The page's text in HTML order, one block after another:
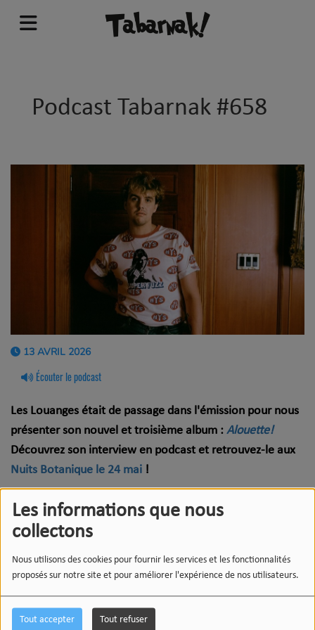
Les informations que nous
collectons
Nous utilisons des cookies pour fournir les services et les fonctionnalités
proposés sur notre site et pour améliorer l'expérience de nos utilisateurs.
Tout accepter Tout refuser
Podcast Tabarnak #658
13 AVRIL 2026
Écouter le podcast
Les Louanges était de passage dans l'émission pour nous
présenter son nouvel et troisième album : Alouette!
Découvrez son interview en podcast et retrouvez-le aux
Nuits Botanique le 24 mai !
Playlist :
Les Trois Accords – Stéphanie
Les Shirley – Not My Problem
Fleur de Peau – Le monstre
Calamine – ÇA VA TOUTE PETER
Emma Beko – November